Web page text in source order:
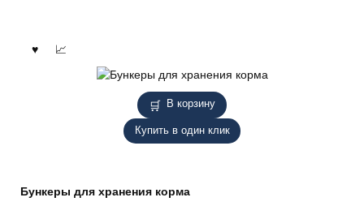
В корзину
Купить в один клик
Бункеры для хранения корма